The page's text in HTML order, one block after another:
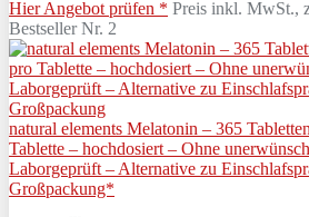
Hier Angebot prüfen * Preis inkl. MwSt.,
Bestseller Nr. 2
natural elements Melatonin – 365
Tablette – hochdosiert – Ohne
Laborgeprüft – Alternative zu
Großpackung*